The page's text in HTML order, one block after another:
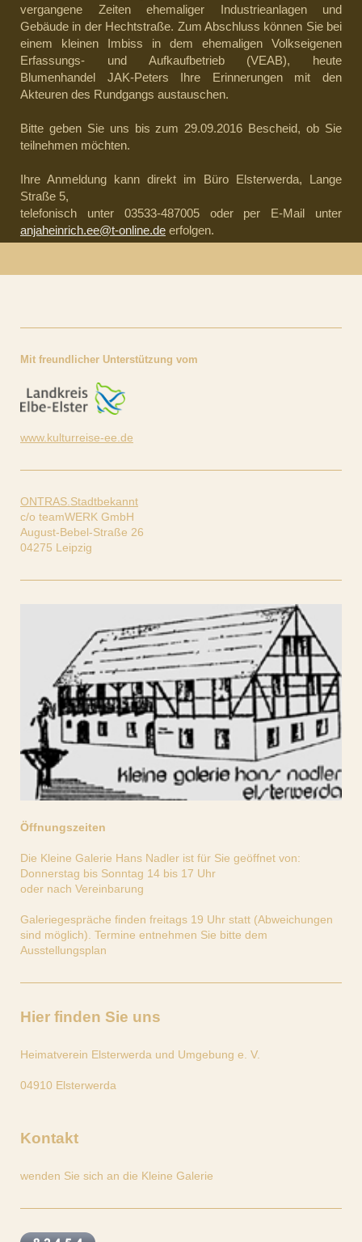
vergangene Zeiten ehemaliger Industrieanlagen und
Gebäude in der Hechtstraße. Zum Abschluss können Sie bei
einem kleinen Imbiss in dem ehemaligen Volkseigenen
Erfassungs- und Aufkaufbetrieb (VEAB), heute
Blumenhandel JAK-Peters Ihre Erinnerungen mit den
Akteuren des Rundgangs austauschen.
Bitte geben Sie uns bis zum 29.09.2016 Bescheid, ob Sie
teilnehmen möchten.
Ihre Anmeldung kann direkt im Büro Elsterwerda, Lange
Straße 5,
telefonisch unter 03533-487005 oder per E-Mail unter
anjaheinrich.ee@t-online.de erfolgen.
Mit freundlicher Unterstützung vom
www.kulturreise-ee.de
ONTRAS.Stadtbekannt
c/o teamWERK GmbH
August-Bebel-Straße 26
04275 Leipzig
Öffnungszeiten
Die Kleine Galerie Hans Nadler ist für Sie geöffnet von:
Donnerstag bis Sonntag 14 bis 17 Uhr
oder nach Vereinbarung
Galeriegespräche finden freitags 19 Uhr statt (Abweichungen
sind möglich). Termine entnehmen Sie bitte dem
Ausstellungsplan
Hier finden Sie uns
Heimatverein Elsterwerda und Umgebung e. V.
04910 Elsterwerda
Kontakt
wenden Sie sich an die Kleine Galerie